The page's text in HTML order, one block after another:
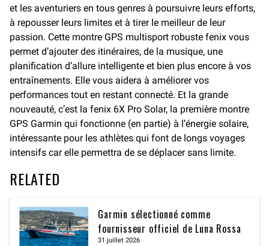
et les aventuriers en tous genres à poursuivre leurs efforts,
à repousser leurs limites et à tirer le meilleur de leur
passion. Cette montre GPS multisport robuste fenix vous
permet d’ajouter des itinéraires, de la musique, une
planification d’allure intelligente et bien plus encore à vos
entraînements. Elle vous aidera à améliorer vos
performances tout en restant connecté. Et la grande
nouveauté, c’est la fenix 6X Pro Solar, la première montre
GPS Garmin qui fonctionne (en partie) à l’énergie solaire,
intéressante pour les athlètes qui font de longs voyages
intensifs car elle permettra de se déplacer sans limite.
RELATED
Garmin sélectionné comme
fournisseur officiel de Luna Rossa
31 juillet 2026